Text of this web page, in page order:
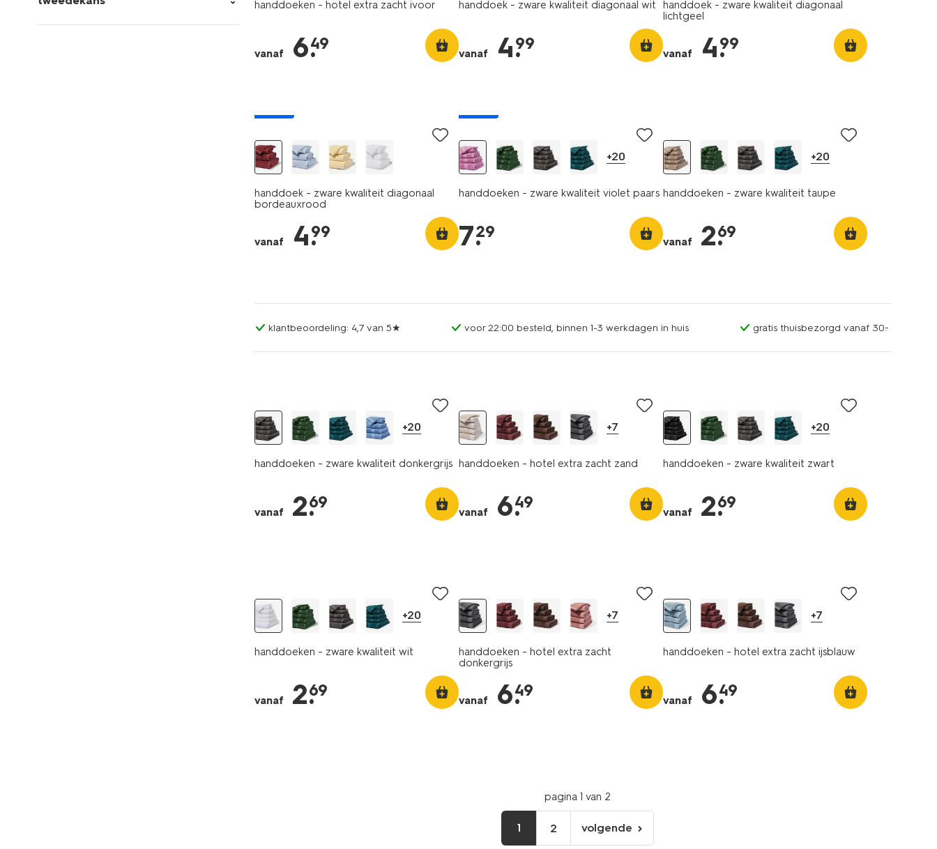
handdoeken - hotel extra zacht ivoor
vanaf 6.
49
handdoek - zware kwaliteit diagonaal wit
vanaf 4.
99
handdoek - zware kwaliteit diagonaal
lichtgeel
vanaf 4.
99
handdoek - zware kwaliteit diagonaal
bordeauxrood
vanaf 4.
99
+20
handdoeken - zware kwaliteit violet paars
7.
29
+20
handdoeken - zware kwaliteit taupe
vanaf 2.
69
klantbeoordeling: 4,7 van 5★ voor 22:00 besteld, binnen 1-3 werkdagen in huis gratis thuisbezorgd vanaf 30.-
+20
handdoeken - zware kwaliteit donkergrijs
vanaf 2.
69
+7
handdoeken - hotel extra zacht zand
vanaf 6.
49
+20
handdoeken - zware kwaliteit zwart
vanaf 2.
69
+20
handdoeken - zware kwaliteit wit
vanaf 2.
69
+7
handdoeken - hotel extra zacht
donkergrijs
vanaf 6.
49
+7
handdoeken - hotel extra zacht ijsblauw
vanaf 6.
49
pagina 1 van 2
1 2
volgende
volgende